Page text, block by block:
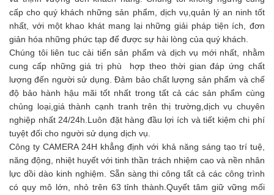
cấp cho quý khách những sản phẩm, dịch vụ,quản lý an ninh tốt
nhất, với một khao khát mang lại những giải pháp tiện ích, đơn
giản hóa những phức tạp để được sự hài lòng của quý khách.
Chúng tôi liên tuc cải tiến sản phẩm và dịch vụ mới nhất, nhằm
cung cấp những giá trị phù hợp theo thời gian đáp ứng chất
lượng đến người sử dụng. Đảm bảo chất lượng sản phẩm và chế
độ bảo hành hậu mãi tốt nhất trong tất cả các sản phẩm cùng
chủng loại,giá thành cạnh tranh trên thị trường,dịch vụ chuyên
nghiệp nhất 24/24h.Luôn đặt hàng đầu lợi ích và tiết kiệm chi phí
tuyệt đối cho người sử dụng dịch vụ.
Công ty CAMERA 24H khẳng định với khả năng sáng tạo trí tuệ,
năng động, nhiệt huyết với tinh thần trách nhiệm cao và nền nhân
lực dồi dào kinh nghiệm. Sẵn sàng thi công tất cả các công trình
có quy mô lớn, nhỏ trên 63 tỉnh thành.Quyết tâm giữ vững mối